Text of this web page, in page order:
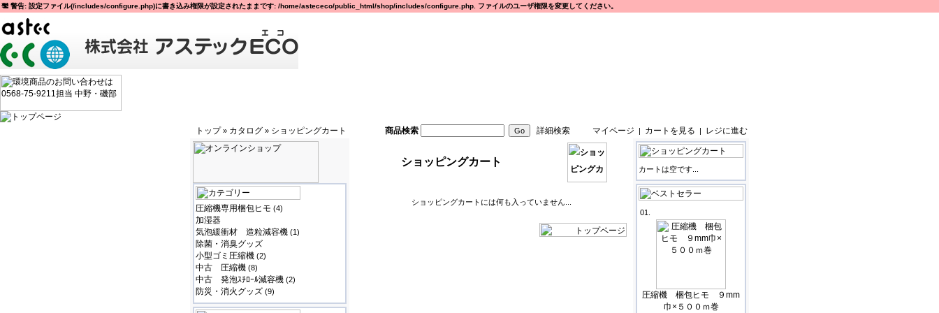
警告: 設定ファイル(/includes/configure.php)に書き込み権限が設定されたままです: /home/astececo/public_html/shop/includes/configure.php. ファイルのユーザ権限を変更してください。
トップ» カタログ » ショッピングカート 商品検索 詳細検索 マイページ | カートを見る | レジに進む
圧縮機専用梱包ヒモ (4)
加湿器
気泡緩衝材 造粒減容機 (1)
除菌・消臭グッズ
小型ゴミ圧縮機 (2)
中古 圧縮機 (8)
中古 発泡ｽﾁﾛｰﾙ減容機 (2)
防災・消火グッズ (9)
ショッピングカート
ショッピングカートには何も入っていません...
カートは空です...
01.
圧縮機 梱包ヒモ ９mm
巾×５００ｍ巻